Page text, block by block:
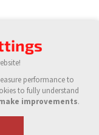
performance to
to fully understand
improvements.